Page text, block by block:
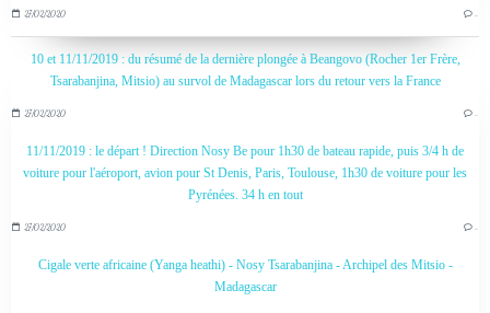
27/02/2020 …
10 et 11/11/2019 : du résumé de la dernière plongée à Beangovo (Rocher 1er Frère,
Tsarabanjina, Mitsio) au survol de Madagascar lors du retour vers la France
27/02/2020 …
11/11/2019 : le départ ! Direction Nosy Be pour 1h30 de bateau rapide, puis 3/4 h de
voiture pour l'aéroport, avion pour St Denis, Paris, Toulouse, 1h30 de voiture pour les
Pyrénées. 34 h en tout
27/02/2020 …
Cigale verte africaine (Yanga heathi) - Nosy Tsarabanjina - Archipel des Mitsio -
Madagascar